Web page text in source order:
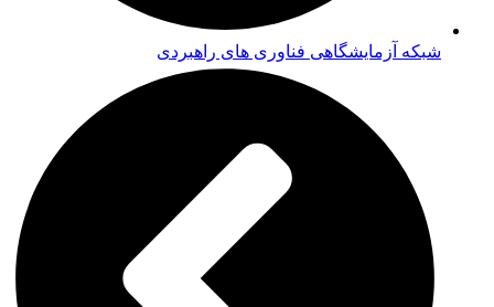
شبکه آزمایشگاهی فناوری های راهبردی